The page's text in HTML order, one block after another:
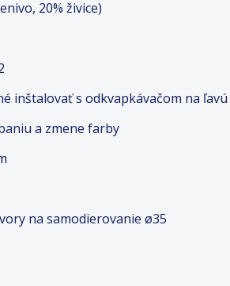
20% živice)
inštalovať s odkvapkávačom na
a zmene farby
na samodierovanie ø35